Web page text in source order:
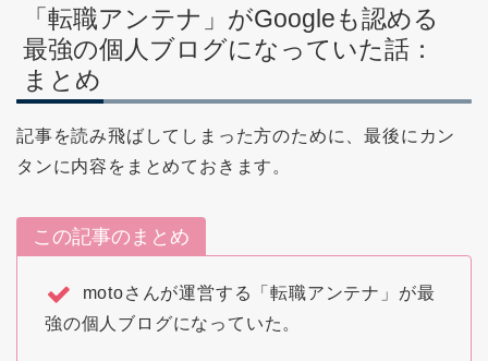
「転職アンテナ」がGoogleも認める
最強の個人ブログになっていた話：
まとめ
記事を読み飛ばしてしまった方のために、最後にカン
タンに内容をまとめておきます。
この記事のまとめ
motoさんが運営する「転職アンテナ」が最
強の個人ブログになっていた。